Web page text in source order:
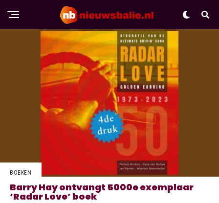
BOEKEN
Barry Hay ontvangt 5000e exemplaar
‘Radar Love’ boek